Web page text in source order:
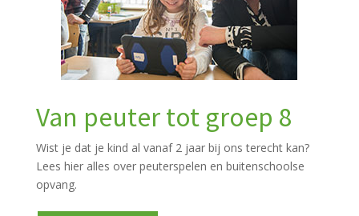
Van peuter tot groep 8
Wist je dat je kind al vanaf 2 jaar bij ons terecht kan?
Lees hier alles over peuterspelen en buitenschoolse
opvang.